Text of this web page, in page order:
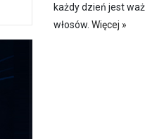
każdy dzień jest
włosów. Więcej »